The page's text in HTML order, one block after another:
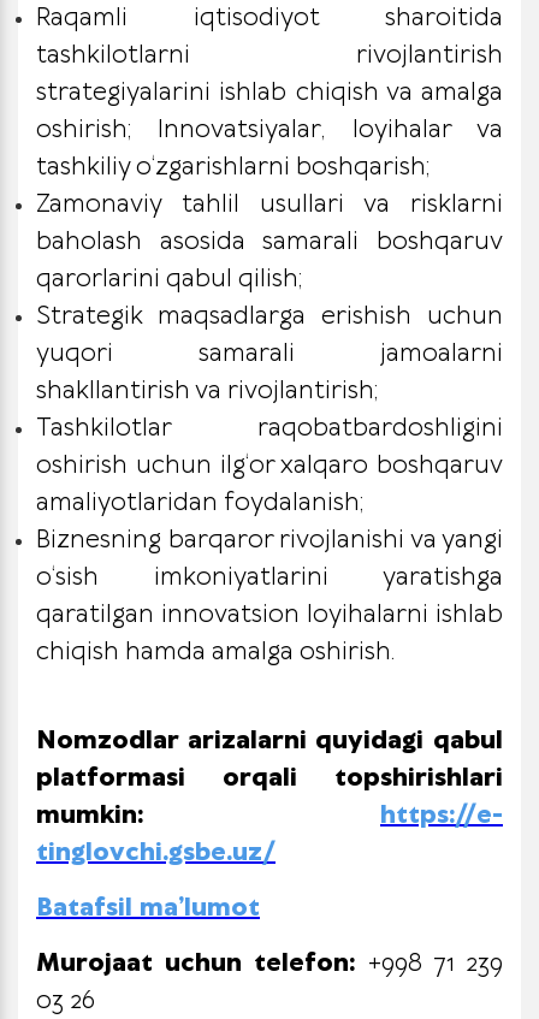
Raqamli iqtisodiyot sharoitida
tashkilotlarni rivojlantirish
strategiyalarini ishlab chiqish va amalga
oshirish; Innovatsiyalar, loyihalar va
tashkiliy o‘zgarishlarni boshqarish;
Zamonaviy tahlil usullari va risklarni
baholash asosida samarali boshqaruv
qarorlarini qabul qilish;
Strategik maqsadlarga erishish uchun
yuqori samarali jamoalarni
shakllantirish va rivojlantirish;
Tashkilotlar raqobatbardoshligini
oshirish uchun ilg‘or xalqaro boshqaruv
amaliyotlaridan foydalanish;
Biznesning barqaror rivojlanishi va yangi
o‘sish imkoniyatlarini yaratishga
qaratilgan innovatsion loyihalarni ishlab
chiqish hamda amalga oshirish.
Nomzodlar arizalarni quyidagi qabul
platformasi orqali topshirishlari
mumkin: https://e-
tinglovchi.gsbe.uz/
Batafsil ma’lumot
Murojaat uchun telefon: +998 71 239
03 26